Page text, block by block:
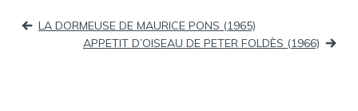
Navigation
LA DORMEUSE DE MAURICE PONS (1965)
APPETIT D’OISEAU DE PETER FOLDÈS (1966)